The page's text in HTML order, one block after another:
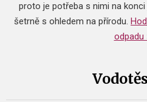
proto je potřeba s nimi na
šetrně s ohledem na přírodu.
odpadu